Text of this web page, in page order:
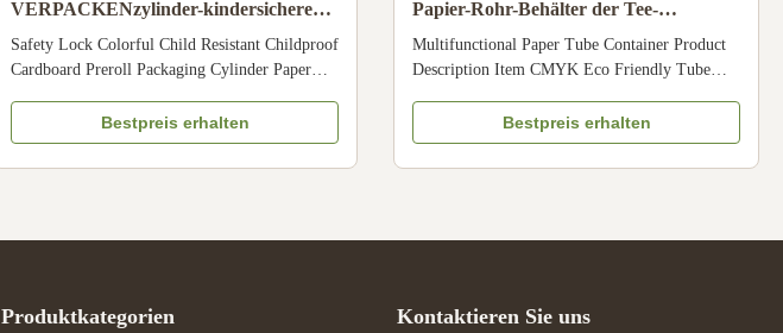
VERPACKENzylinder-kindersichere
Prägungsblase ein
Safety Lock Colorful Child Resistant Childproof
Cardboard Preroll Packaging Cylinder Paper
Pantone color, customized Material Art paper/
special paper/fancy paper, kraft paper, cardboard
Logo Full color, golden hot stamping, silver
Bestpreis erhalten
Papier-Rohr-Behälter der Tee-
Röhrenverpackungs-CMYK für das
Nahrungsmittelschokoladen-Plätzchen-
Multifunctional Paper Tube Container Product
Description Item CMYK Eco Friendly Tube
Container Material Art paper + Ivory paper
Surface Matte lamination, glossy varnish, etc
Logo Accept customization Color CMYK Size
Bestpreis erhalten
Produktkategorien Kontaktieren Sie uns